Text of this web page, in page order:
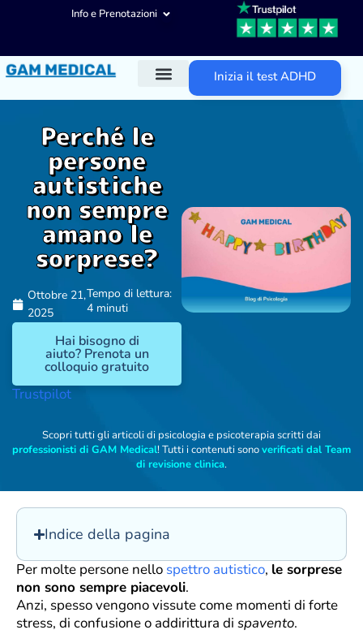
Info e Prenotazioni
Inizia il test ADHD
Perché le
persone
autistiche
non sempre
amano le
sorprese?
Ottobre 21,
2025
Tempo di lettura:
4 minuti
Hai bisogno di
aiuto? Prenota un
colloquio gratuito
Trustpilot
Scopri tutti gli articoli di psicologia e psicoterapia scritti dai
professionisti di GAM Medical! Tutti i contenuti sonoverificati dal Team
di revisione clinica.
Indice della pagina
Per molte persone nello spettro autistico, le sorprese
non sono sempre piacevoli.
Anzi, spesso vengono vissute come momenti di forte
stress, di confusione o addirittura di spavento.